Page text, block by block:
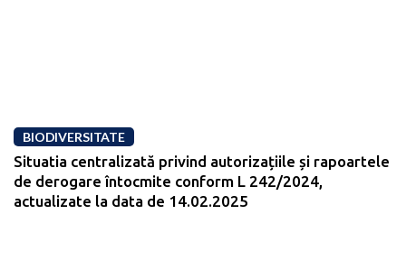
BIODIVERSITATE
Situatia centralizată privind autorizațiile și rapoartele
de derogare întocmite conform L 242/2024,
actualizate la data de 14.02.2025